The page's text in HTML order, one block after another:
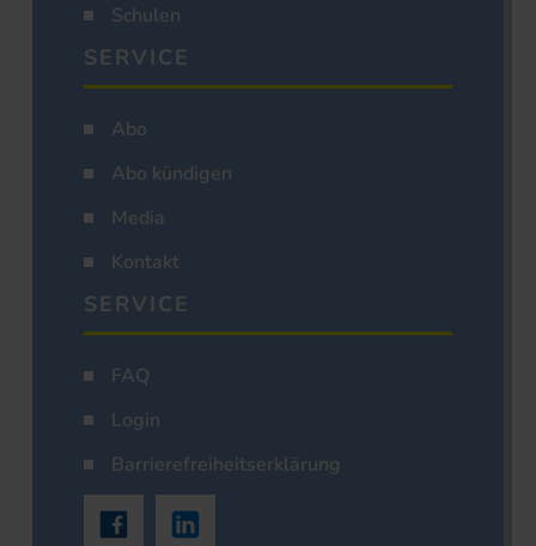
Schulen
SERVICE
Abo
Abo kündigen
Media
Kontakt
SERVICE
FAQ
Login
Barrierefreiheitserklärung